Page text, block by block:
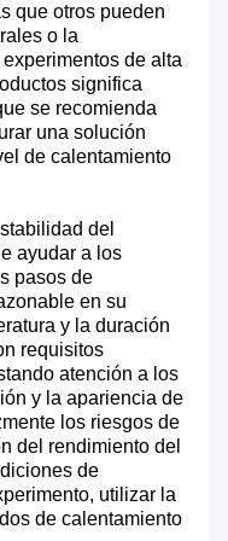
que otros pueden
o la
de alta
significa
se recomienda
una solución
de calentamiento
del
ayudar a los
pasos de
en su
y la duración
requisitos
atención a los
y la apariencia de
los riesgos de
del rendimiento del
de
utilizar la
de calentamiento